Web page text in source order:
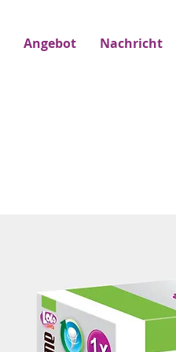
Angebot Nachricht